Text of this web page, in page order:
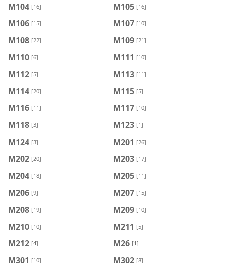
M104 [16] M105 [16]
M106 [15] M107 [10]
M108 [22] M109 [21]
M110 [6] M111 [10]
M112 [5] M113 [11]
M114 [20] M115 [5]
M116 [11] M117 [10]
M118 [3] M123 [1]
M124 [3] M201 [26]
M202 [20] M203 [17]
M204 [18] M205 [11]
M206 [9] M207 [15]
M208 [19] M209 [10]
M210 [10] M211 [5]
M212 [4] M26 [1]
M301 [10] M302 [8]